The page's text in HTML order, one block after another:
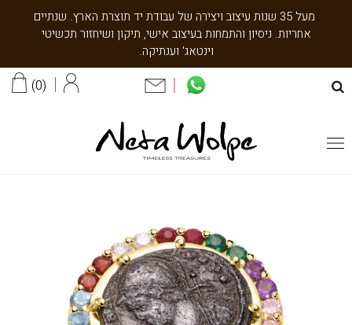
מעל 35 שנות עיצוב ויצירה של עבודת יד תוצרת הארץ. שנתיים
אחריות. ניסיון והתמחות בעיצוב אישי, תיקון ושיחזור תכשיטי
וינטאג' וענתיקה.
0